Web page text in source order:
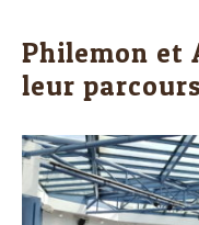
Philemon et
leur